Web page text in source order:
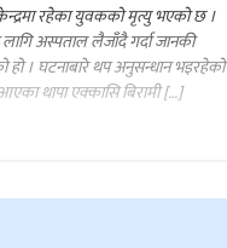
रहेका युवकको मृत्यु भएको छ ।
अस्पताल लैजाँदै गर्दा जानकी
हो । घटनाबारे थप अनुसन्धान भइरहेको
थापा एक्कासि बिरामी […]